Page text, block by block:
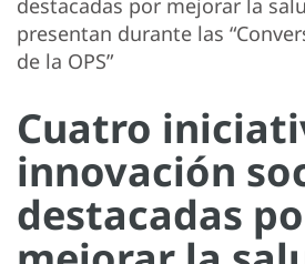
destacadas por mejorar la
presentan durante las
de la OPS”
Cuatro
innovación
destacadas